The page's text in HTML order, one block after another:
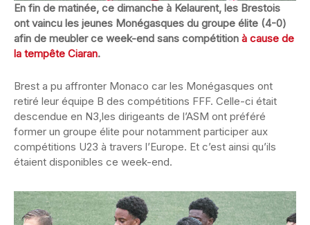
En fin de matinée, ce dimanche à Kelaurent, les Brestois
ont vaincu les jeunes Monégasques du groupe élite (4-0)
afin de meubler ce week-end sans compétition à cause de
la tempête Ciaran.
Brest a pu affronter Monaco car les Monégasques ont
retiré leur équipe B des compétitions FFF. Celle-ci était
descendue en N3,les dirigeants de l’ASM ont préféré
former un groupe élite pour notamment participer aux
compétitions U23 à travers l’Europe. Et c’est ainsi qu’ils
étaient disponibles ce week-end.